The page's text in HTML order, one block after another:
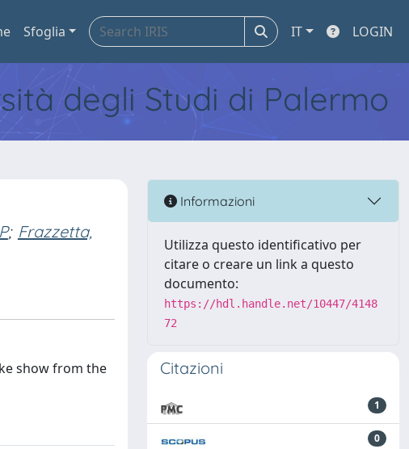
Sfoglia IT LOGIN
degli Studi di Palermo
; Frazzetta,
show from the
Informazioni
Utilizza questo identificativo per
citare o creare un link a questo
documento:
https://hdl.handle.net/10447/4148
72
Citazioni
1
0